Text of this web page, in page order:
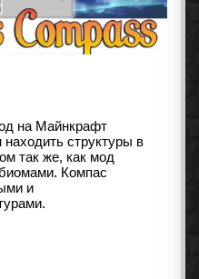
на Майнкрафт
находить структуры в
так же, как мод
Компас
и